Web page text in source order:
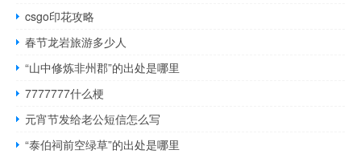
csgo印花攻略
春节龙岩旅游多少人
“山中修炼非州郡”的出处是哪里
7777777什么梗
元宵节发给老公短信怎么写
“泰伯祠前空绿草”的出处是哪里